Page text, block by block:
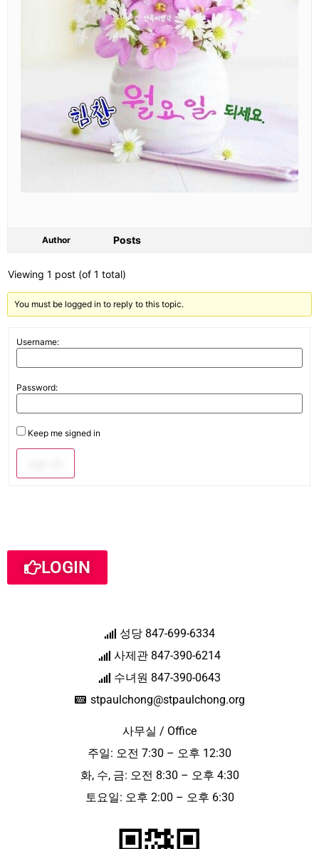
Author Posts
Viewing 1 post (of 1 total)
You must be logged in to reply to this topic.
Username:
Password:
Keep me signed in
LOGIN
성당 847-699-6334
사제관 847-390-6214
수녀원 847-390-0643
stpaulchong@stpaulchong.org
사무실 / Office
주일: 오전 7:30 – 오후 12:30
화, 수, 금: 오전 8:30 – 오후 4:30
토요일: 오후 2:00 – 오후 6:30